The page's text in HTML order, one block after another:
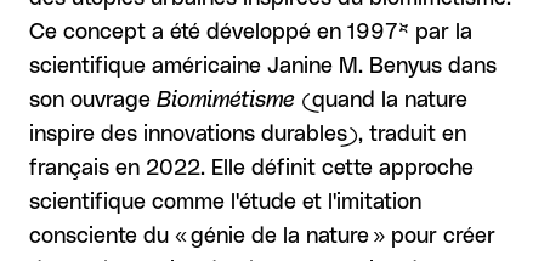
Ce concept a été développé en 1997* par la
scientifique américaine Janine M. Benyus dans
son ouvrage Biomimétisme (quand la nature
inspire des innovations durables), traduit en
français en 2022. Elle définit cette approche
scientifique comme l'étude et l'imitation
consciente du « génie de la nature » pour créer